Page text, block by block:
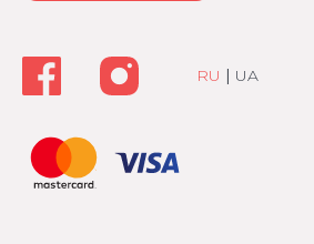
RU | UA